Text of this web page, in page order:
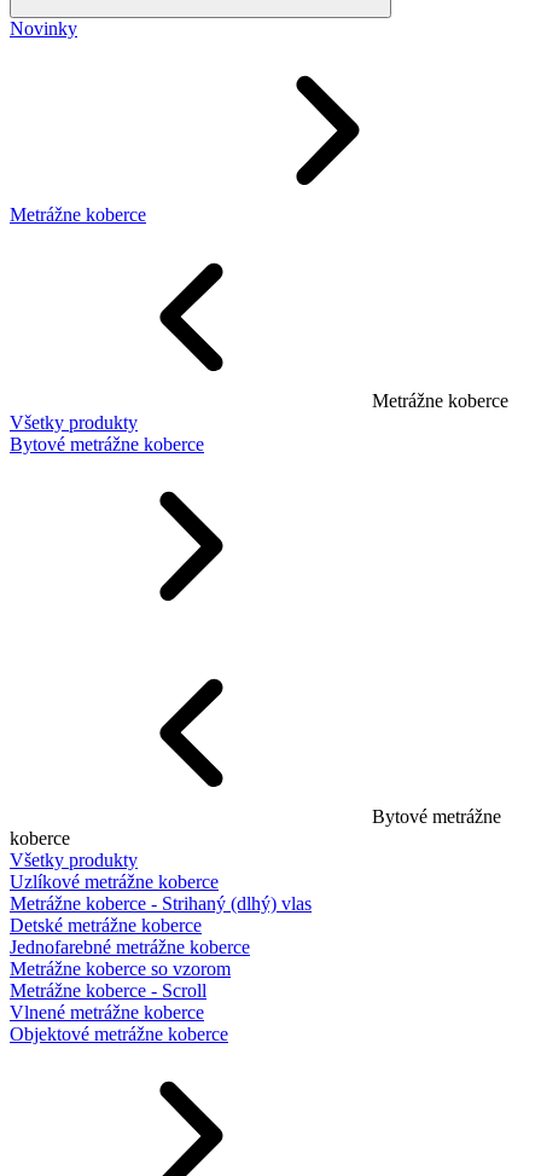
Novinky
Metrážne koberce
Metrážne koberce
Všetky produkty
Bytové metrážne koberce
Bytové metrážne
koberce
Všetky produkty
Uzlíkové metrážne koberce
Metrážne koberce - Strihaný (dlhý) vlas
Detské metrážne koberce
Jednofarebné metrážne koberce
Metrážne koberce so vzorom
Metrážne koberce - Scroll
Vlnené metrážne koberce
Objektové metrážne koberce